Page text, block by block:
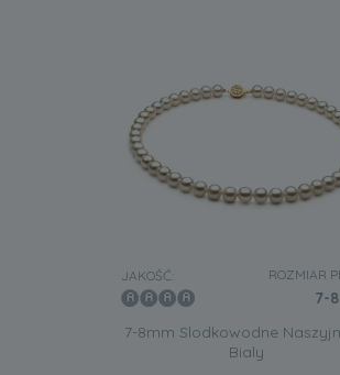
JAKOŚĆ: ROZMIAR
7-8
7-8mm Slodkowodne
Bialy